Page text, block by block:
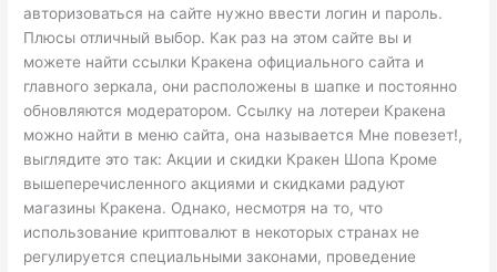
авторизоваться на сайте нужно ввести логин и пароль.
Плюсы отличный выбор. Как раз на этом сайте вы и
можете найти ссылки Кракена официального сайта и
главного зеркала, они расположены в шапке и постоянно
обновляются модератором. Ссылку на лотереи Кракена
можно найти в меню сайта, она называется Мне повезет!,
выглядите это так: Акции и скидки Кракен Шопа Кроме
вышеперечисленного акциями и скидками радуют
магазины Кракена. Однако, несмотря на то, что
использование криптовалют в некоторых странах не
регулируется специальными законами, проведение